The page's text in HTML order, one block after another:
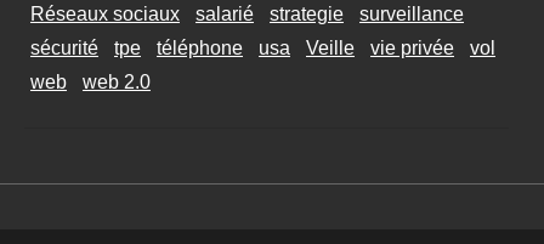
Réseaux sociaux
salarié strategie
surveillance
sécurité
tpe téléphone usa Veille vie privée
vol
web
web 2.0